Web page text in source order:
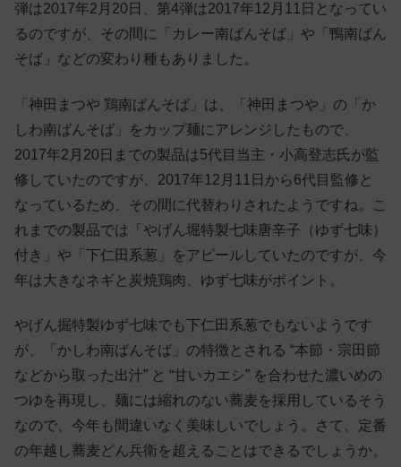
弾は2017年2月20日、第4弾は2017年12月11日となってい
るのですが、その間に「カレー南ばんそば」や「鴨南ばん
そば」などの変わり種もありました。
「神田まつや 鶏南ばんそば」は、「神田まつや」の「か
しわ南ばんそば」をカップ麺にアレンジしたもので、
2017年2月20日までの製品は5代目当主・小高登志氏が監
修していたのですが、2017年12月11日から6代目監修と
なっているため、その間に代替わりされたようですね。こ
れまでの製品では「やげん堀特製七味唐辛子（ゆず七味）
付き」や「下仁田系葱」をアピールしていたのですが、今
年は大きなネギと炭焼鶏肉、ゆず七味がポイント。
やげん掘特製ゆず七味でも下仁田系葱でもないようです
が、「かしわ南ばんそば」の特徴とされる “本節・宗田節
などから取った出汁” と “甘いカエシ” を合わせた濃いめの
つゆを再現し、麺には縮れのない蕎麦を採用しているそう
なので、今年も間違いなく美味しいでしょう。さて、定番
の年越し蕎麦どん兵衛を超えることはできるでしょうか。